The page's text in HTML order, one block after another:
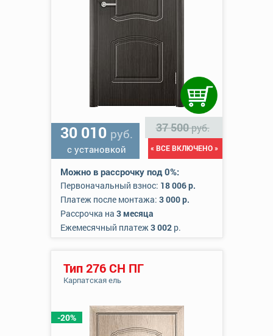
30 010 руб.
с установкой
37 500руб.
« ВСЕ ВКЛЮЧЕНО »
Можно в рассрочку под 0%:
Первоначальный взнос: 18 006 р.
Платеж после монтажа: 3 000 р.
Рассрочка на 3 месяца
Ежемесячный платеж3 002р.
-20%
Тип 276 СН ПГ
Карпатская ель